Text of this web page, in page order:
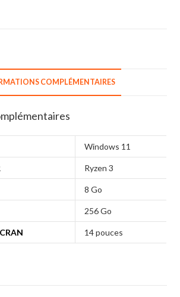
COMPLÉMENTAIRES
Windows 11
Ryzen 3
8 Go
256 Go
14 pouces